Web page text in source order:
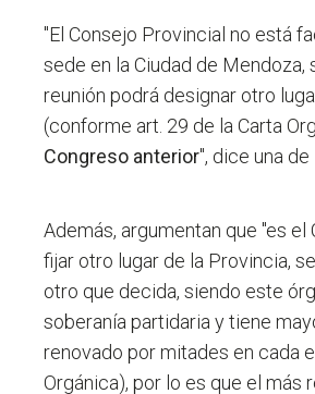
"El Consejo Provincial no está
sede en la Ciudad de Mendoza,
reunión podrá designar otro
(conforme art. 29 de la Carta
Congreso anterior", dice una
Además, argumentan que "es
fijar otro lugar de la Provincia,
otro que decida, siendo este
soberanía partidaria y tiene
renovado por mitades en cada
Orgánica), por lo es que el